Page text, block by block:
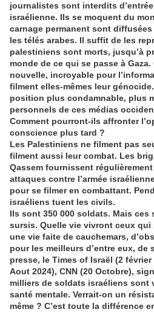
journalistes sont interdits d’entrée
israélienne. Ils se moquent du
carnage permanent sont
les télés arabes. Il suffit de les
palestiniens sont morts, jusqu’à
monde de ce qui se passe à
nouvelle, incroyable pour
filment elles-mêmes leur
position plus condamnable, plus
personnels de ces médias
Comment pourront-ils affronter
conscience plus tard ?
Les Palestiniens ne filment pas
filment aussi leur combat. Les
Qassem fournissent
attaques contre l’armée
pour se filmer en combattant.
israéliens tuent les civils.
Ils sont 350 000 soldats. Mais
sursis. Quelle vie vivront ceux
une vie faite de cauchemars,
pour les meilleurs d’entre eux, de
presse, le Times of Israël (2 février
Aout 2024), CNN (20 Octobre),
milliers de soldats israéliens sont
santé mentale. Verrait-on un
même ? C’est toute la différence